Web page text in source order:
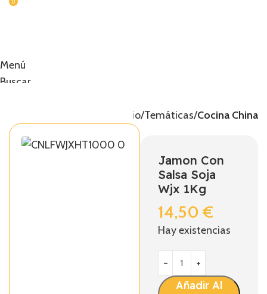
Menú
Buscar
0
Inicio Temáticas Cocina China
Jamon Con
Salsa Soja
Wjx 1Kg
14,50€
Hay existencias
Añadir Al